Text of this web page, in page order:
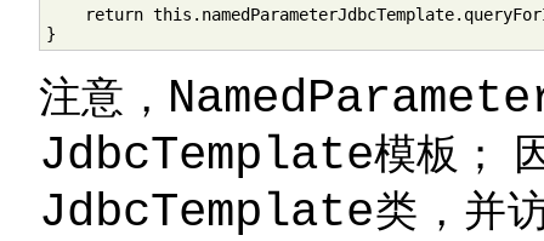
return
}
注意，
JdbcTemplate模板；
JdbcTemplate类，并